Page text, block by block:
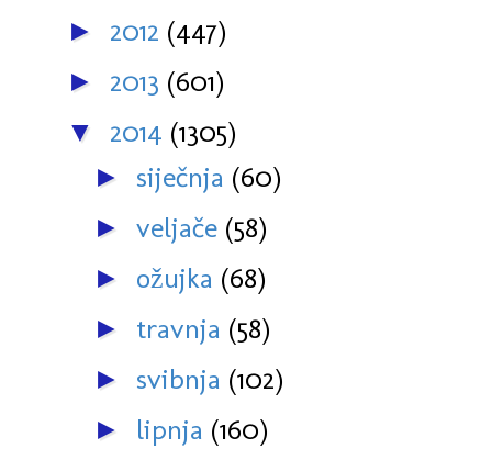
► 2012 (447)
► 2013 (601)
▼ 2014 (1305)
► siječnja (60)
► veljače (58)
► ožujka (68)
► travnja (58)
► svibnja (102)
► lipnja (160)